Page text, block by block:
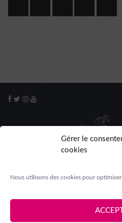
Gérer le
cookies
Nous utilisons des cookies pour
Mentions légales | Crédits | Contact